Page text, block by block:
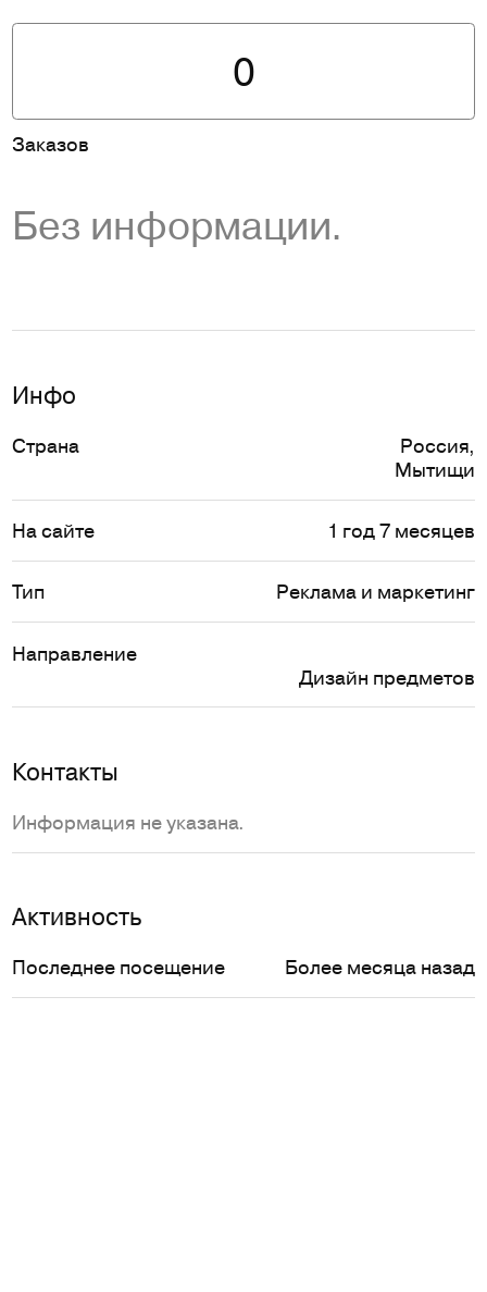
Без информации.
0
Заказов
Инфо
Страна Россия,
Мытищи
На сайте 1 год 7 месяцев
Тип Реклама и маркетинг
Направление
Дизайн предметов
Контакты
Информация не указана.
Активность
Последнее посещение Более месяца назад